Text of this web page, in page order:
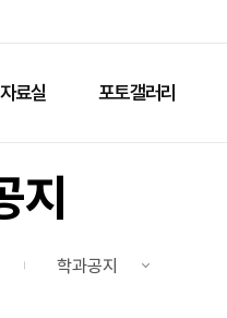
료실 포토갤러리
지
학과공지